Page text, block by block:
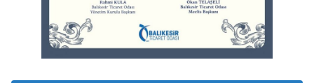
6 Ağustos 2026 Perşembe, 16:43